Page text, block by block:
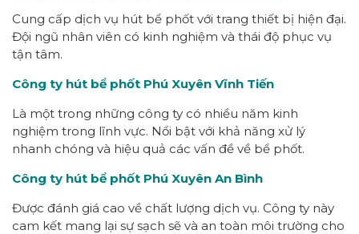
Cung cấp dịch vụ hút bể phốt với trang thiết bị hiện đại.
Đội ngũ nhân viên có kinh nghiệm và thái độ phục vụ
tận tâm.
Công ty hút bể phốt Phú Xuyên Vĩnh Tiến
Là một trong những công ty có nhiều năm kinh
nghiệm trong lĩnh vực. Nổi bật với khả năng xử lý
nhanh chóng và hiệu quả các vấn đề về bể phốt.
Công ty hút bể phốt Phú Xuyên An Bình
Được đánh giá cao về chất lượng dịch vụ. Công ty này
cam kết mang lại sự sạch sẽ và an toàn môi trường cho